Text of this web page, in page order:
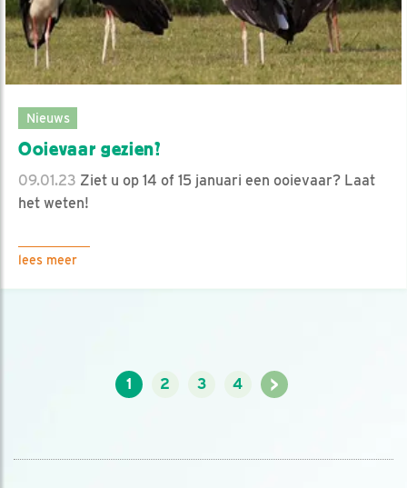
Nieuws
Ooievaar gezien?
09.01.23 Ziet u op 14 of 15 januari een ooievaar? Laat
het weten!
lees meer
1 2 3 4 >